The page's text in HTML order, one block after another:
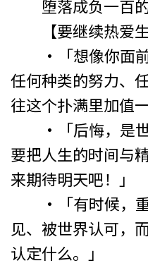
堕落成负一百的
【要继续热爱生
‧「想像你面前
任何种类的努力、
往这个扑满里加值一
‧「后悔，是世
要把人生的时间与
来期待明天吧！」
‧「有时候，重
见、被世界认可，
认定什么。」